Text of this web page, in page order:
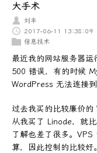
大手术
刘丰
2017-06-11 13:38:09
信息技术
最近我的网站服务器
500 错误，有的时候
WordPress 无法连接
过去我买的比较廉价的
从我买了 Linode，就
了解也差了很多。
算，因此控制的比较